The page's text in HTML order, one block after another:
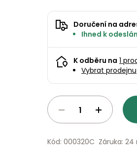
Doručení na
Ihned k
K odběru na 1
Vybrat prodejnu
Kód: 000320C Záruka: